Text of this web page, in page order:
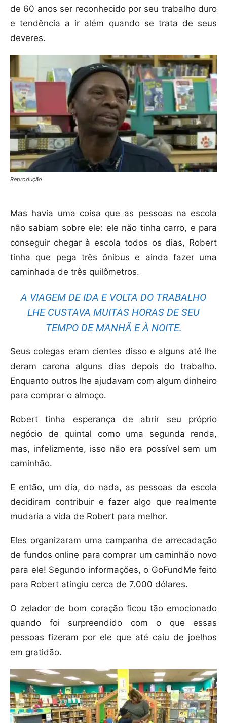
de 60 anos ser reconhecido por seu trabalho duro
e tendência a ir além quando se trata de seus
deveres.
Reprodução
Mas havia uma coisa que as pessoas na escola
não sabiam sobre ele: ele não tinha carro, e para
conseguir chegar à escola todos os dias, Robert
tinha que pega três ônibus e ainda fazer uma
caminhada de três quilômetros.
A VIAGEM DE IDA E VOLTA DO TRABALHO
LHE CUSTAVA MUITAS HORAS DE SEU
TEMPO DE MANHÃ E À NOITE.
Seus colegas eram cientes disso e alguns até lhe
deram carona alguns dias depois do trabalho.
Enquanto outros lhe ajudavam com algum dinheiro
para comprar o almoço.
Robert tinha esperança de abrir seu próprio
negócio de quintal como uma segunda renda,
mas, infelizmente, isso não era possível sem um
caminhão.
E então, um dia, do nada, as pessoas da escola
decidiram contribuir e fazer algo que realmente
mudaria a vida de Robert para melhor.
Eles organizaram uma campanha de arrecadação
de fundos online para comprar um caminhão novo
para ele! Segundo informações, o GoFundMe feito
para Robert atingiu cerca de 7.000 dólares.
O zelador de bom coração ficou tão emocionado
quando foi surpreendido com o que essas
pessoas fizeram por ele que até caiu de joelhos
em gratidão.